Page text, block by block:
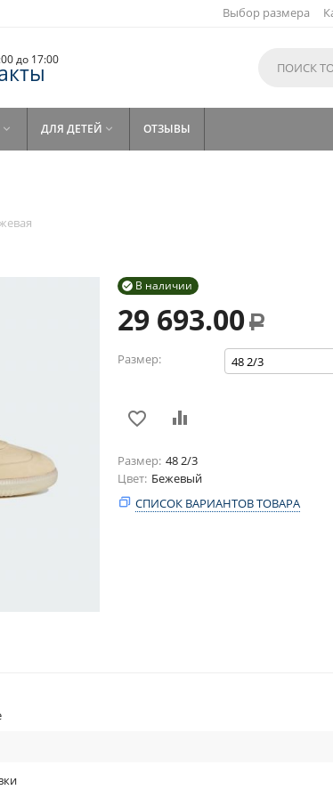
Выбор размера
до 17:00
 ДЛЯ ДЕТЕЙ  ОТЗЫВЫ
В наличии

29 693.00 Р
Размер:
Размер 48 2/3
Цвет Бежевый
СПИСОК ВАРИАНТОВ ТОВАРА